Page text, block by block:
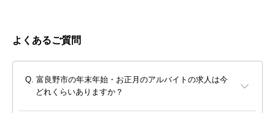
よくあるご質問
富良野市の年末年始・お正月のアルバイトの求人は今
どれくらいありますか？